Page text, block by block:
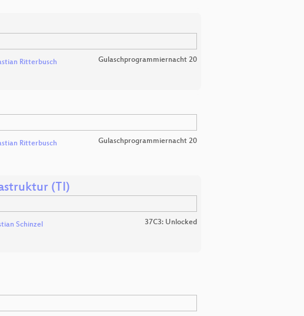
Ritterbusch Gulaschprogrammiernacht 20
Ritterbusch Gulaschprogrammiernacht 20
(TI)
Schinzel 37C3: Unlocked